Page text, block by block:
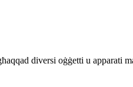
diversi oġġetti u apparati